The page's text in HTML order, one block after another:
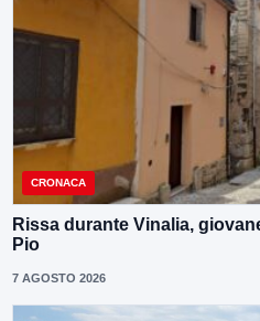
CRONACA
Rissa durante Vinalia,
Pio
7 AGOSTO 2026